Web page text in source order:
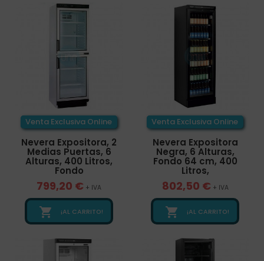
Venta Exclusiva Online
Nevera Expositora, 2
Medias Puertas, 6
Alturas, 400 Litros,
Fondo
799,20 € + IVA
 ¡AL CARRITO!
Venta Exclusiva Online
Nevera Expositora
Negra, 6 Alturas,
Fondo 64 cm, 400
Litros,
802,50 € + IVA
 ¡AL CARRITO!